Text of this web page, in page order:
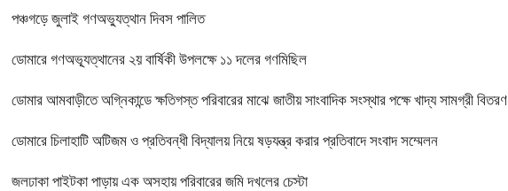
পঞ্চগড়ে জুলাই গণঅভ্যুত্থান দিবস পালিত
ডোমারে গণঅভ্যূত্থানের ২য় বার্ষিকী উপলক্ষে ১১ দলের গণমিছিল
ডোমার আমবাড়ীতে অগ্নিকান্ডে ক্ষতিগস্ত পরিবারের মাঝে জাতীয় সাংবাদিক সংস্থার পক্ষে খাদ্য সামগ্রী বিতরণ
ডোমারে চিলাহাটি অটিজম ও প্রতিবন্ধী বিদ্যালয় নিয়ে ষড়যন্ত্র করার প্রতিবাদে সংবাদ সম্মেলন
জলঢাকা পাইটকা পাড়ায় এক অসহায় পরিবারের জমি দখলের চেস্টা